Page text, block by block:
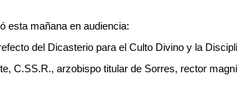
esta mañana en audiencia:
del Dicasterio para el Culto Divino y la
C.SS.R., arzobispo titular de Sorres, rector